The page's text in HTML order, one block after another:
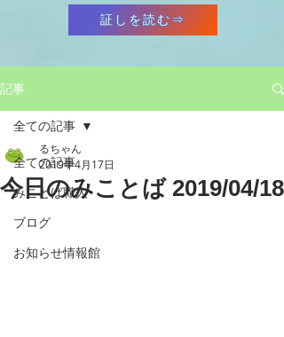
証しを読む⇒
記事
全ての記事
みことば職人
ブログ
お知らせ情報館
全ての記事
今日のみことば 2019/04/18
るちゃん
2019年4月17日